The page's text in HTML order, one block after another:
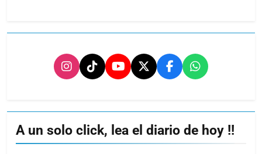
A un solo click, lea el diario de hoy !!